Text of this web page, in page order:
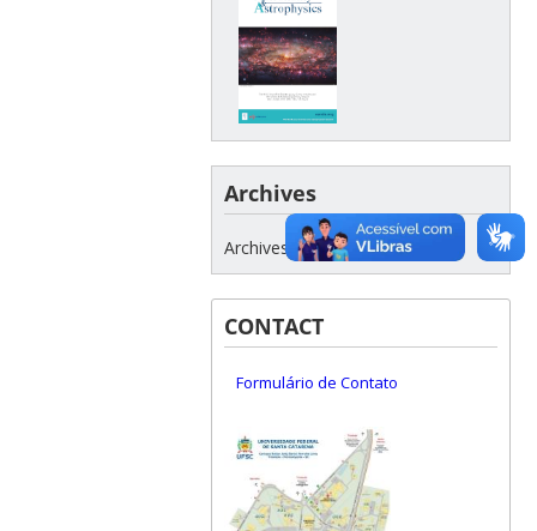
Archives
Archives
CONTACT
Formulário de Contato